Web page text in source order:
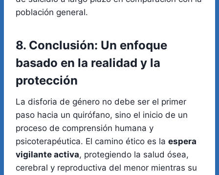
población general.
8. Conclusión: Un enfoque
basado en la realidad y la
protección
La disforia de género no debe ser el primer
paso hacia un quirófano, sino el inicio de un
proceso de comprensión humana y
psicoterapéutica. El camino ético es la espera
vigilante activa, protegiendo la salud ósea,
cerebral y reproductiva del menor mientras su